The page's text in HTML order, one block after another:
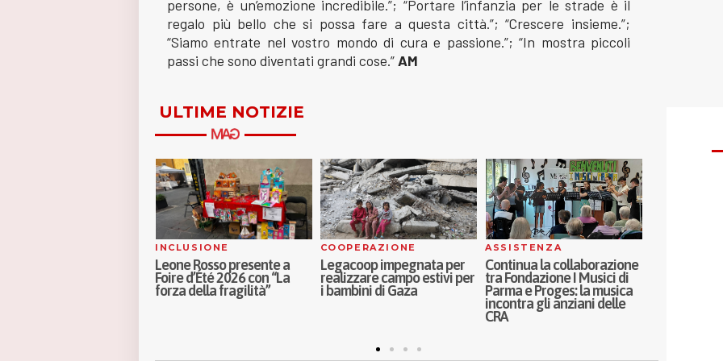
persone, è un’emozione incredibile.”; “Portare l’infanzia per le strade è il
regalo più bello che si possa fare a questa città.”; “Crescere insieme.”;
“Siamo entrate nel vostro mondo di cura e passione.”; “In mostra piccoli
passi che sono diventati grandi cose.” AM
ULTIME NOTIZIE
COOPERAZIONE
Legacoop impegnata per
realizzare campo estivi per
i bambini di Gaza
ASSISTENZA
Continua la collaborazione
tra Fondazione I Musici di
Parma e Proges: la musica
ASSISTENZA
Inaugurati a Milano i nuovi
Ospedali di Comunità Porta
Nuova, Melloni e Sassi:
Proges al fianco di ASST
Fatebenefratelli Sacco nel
Leone
Foire d’Été
forza della